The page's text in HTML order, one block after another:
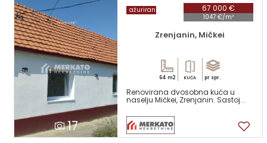
17
67 000 €
1047 €/m²
ažuriran
Zrenjanin, Mičkei
64 m2 KUĆA pr spr.
Renovirana dvosobna kuća u
naselju Mičkei, Zrenjanin. Sastoj...